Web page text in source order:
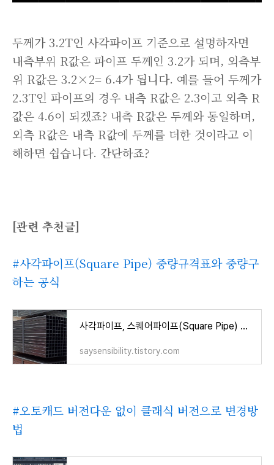
두께가 3.2T인 사각파이프 기준으로 설명하자면
내측부위 R값은 파이프 두께인 3.2가 되며, 외측부
위 R값은 3.2×2= 6.4가 됩니다. 예를 들어 두께가
2.3T인 파이프의 경우 내측 R값은 2.3이고 외측 R
값은 4.6이 되겠죠? 내측 R값은 두께와 동일하며,
외측 R값은 내측 R값에 두께를 더한 것이라고 이
해하면 쉽습니다. 간단하죠?
[관련 추천글]
#사각파이프(Square Pipe) 중량규격표와 중량구
하는 공식
사각파이프, 스퀘어파이프(Square Pipe) 중량규격표와 중량구하는 공식
saysensibility.tistory.com
#오토캐드 버전다운 없이 클래식 버전으로 변경방
법